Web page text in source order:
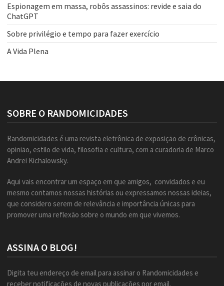
Espionagem em massa, robôs assassinos: revide e saia do
ChatGPT
Sobre privilégio e tempo para fazer exercício
A Vida Plena
SOBRE O RANDOMICIDADES
Randomicidades é uma revista eletrônica de exposição de crônicas,
opinião, estilo de vida, filosofia e cultura, com a curadoria de Marco
Andrei Kichalowsky.
Aqui vais encontrar um espaço em que amigos, convidados e eu
mesmo contamos nossas histórias ou expressamos nossas ideias,
que considero serem de relevância e importância únicas para
promover uma reflexão sobre o mundo em que vivemos.
ASSINA O BLOG!
Digita teu endereço de email para assinar o Randomicidades e
receber notificações de novas publicações por email.